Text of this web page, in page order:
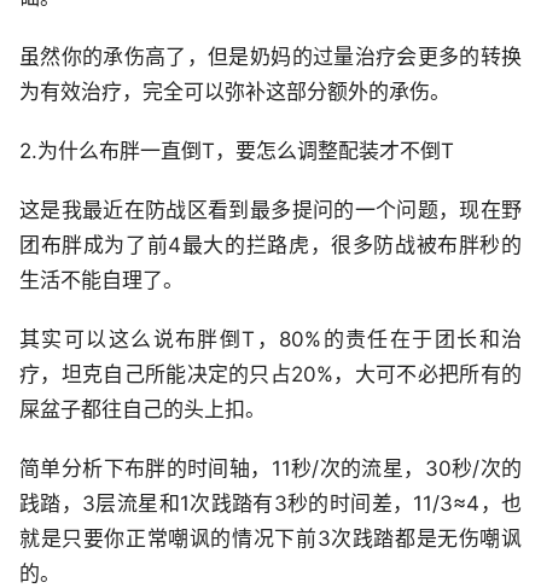
虽然你的承伤高了，但是奶妈的过量治疗会更多的转换
为有效治疗，完全可以弥补这部分额外的承伤。
2.为什么布胖一直倒T，要怎么调整配装才不倒T
这是我最近在防战区看到最多提问的一个问题，现在野
团布胖成为了前4最大的拦路虎，很多防战被布胖秒的
生活不能自理了。
其实可以这么说布胖倒T，80%的责任在于团长和治
疗，坦克自己所能决定的只占20%，大可不必把所有的
屎盆子都往自己的头上扣。
简单分析下布胖的时间轴，11秒/次的流星，30秒/次的
践踏，3层流星和1次践踏有3秒的时间差，11/3≈4，也
就是只要你正常嘲讽的情况下前3次践踏都是无伤嘲讽
的。